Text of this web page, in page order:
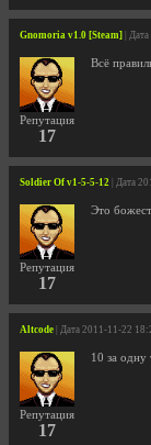
Gnomoria v1.0 [Steam] |
Репутация
17
Всё
Soldier Of v1-5-5-12 | Дата
Репутация
17
Это
Altcode | Дата 2011-11-22
Репутация
17
10 за одну